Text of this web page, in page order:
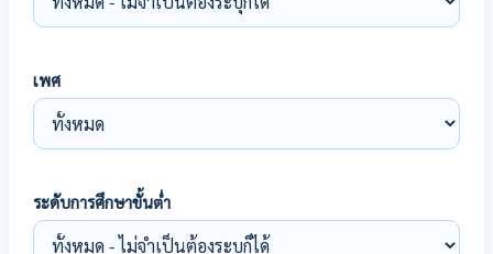
เพศ
ระดับการศึกษาขั้นต่ำ